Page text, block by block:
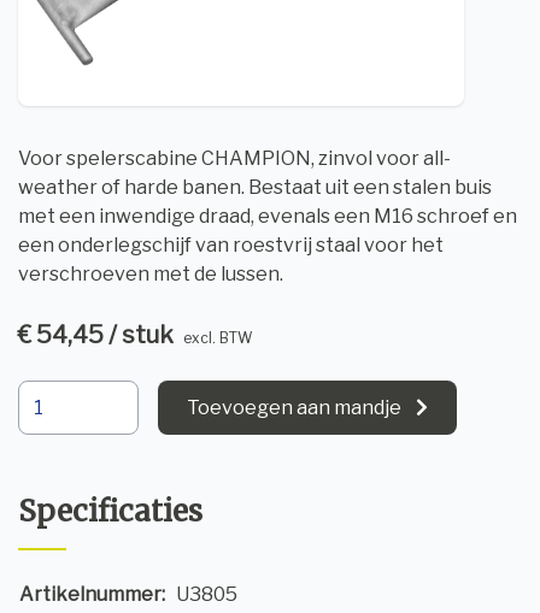
Voor spelerscabine CHAMPION, zinvol voor all-
weather of harde banen. Bestaat uit een stalen buis
met een inwendige draad, evenals een M16 schroef en
een onderlegschijf van roestvrij staal voor het
verschroeven met de lussen.
€ 54,45 / stuk excl. BTW
Toevoegen aan mandje
Specificaties
Artikelnummer: U3805